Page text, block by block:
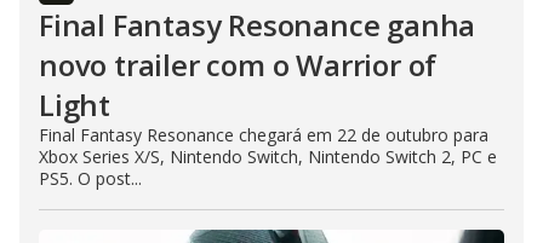
Final Fantasy Resonance ganha
novo trailer com o Warrior of
Light
Final Fantasy Resonance chegará em 22 de outubro para
Xbox Series X/S, Nintendo Switch, Nintendo Switch 2, PC e
PS5. O post...